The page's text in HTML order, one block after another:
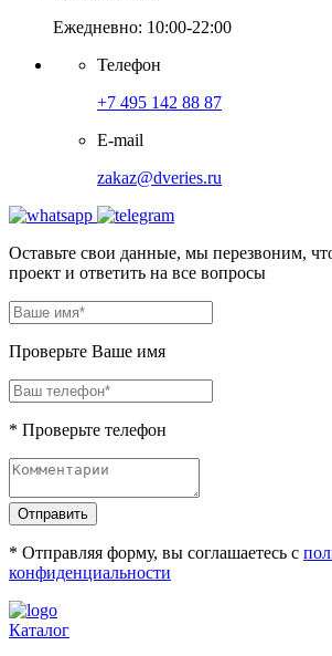
Ежедневно: 10:00-22:00
Телефон
+7 495 142 88 87
E-mail
zakaz@dveries.ru
Оставьте свои данные, мы перезвоним,
проект и ответить на все вопросы
Проверьте Ваше имя
* Проверьте телефон
Отправить
* Отправляя форму, вы соглашаетесь с
конфиденциальности
Каталог